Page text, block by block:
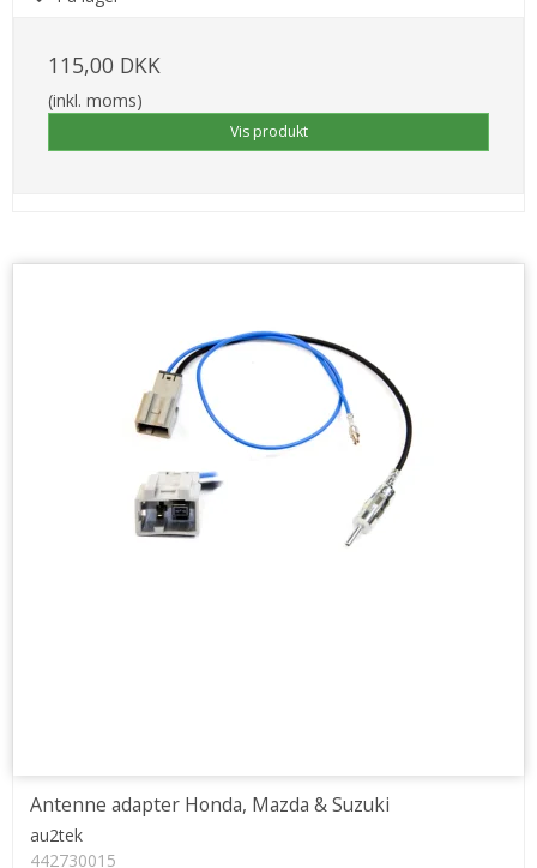
115,00 DKK
(inkl. moms)
Vis produkt
Antenne adapter Honda, Mazda & Suzuki
au2tek
442730015